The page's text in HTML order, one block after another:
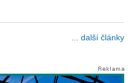
... další články